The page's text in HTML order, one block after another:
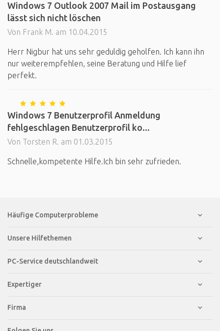
Windows 7 Outlook 2007 Mail im Postausgang
lässt sich nicht löschen
Von Frank M. am 10.04.2015
Herr Nigbur hat uns sehr geduldig geholfen. Ich kann ihn
nur weiterempfehlen, seine Beratung und Hilfe lief
perfekt.
Windows 7 Benutzerprofil Anmeldung
fehlgeschlagen Benutzerprofil ko...
Von Torsten R. am 01.03.2015
Schnelle,kompetente Hilfe.Ich bin sehr zufrieden.
Häufige Computerprobleme
Unsere Hilfethemen
PC-Service deutschlandweit
Expertiger
Firma